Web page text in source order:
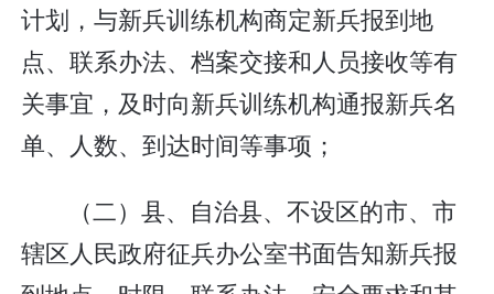
计划，与新兵训练机构商定新兵报到地
点、联系办法、档案交接和人员接收等有
关事宜，及时向新兵训练机构通报新兵名
单、人数、到达时间等事项；
（二）县、自治县、不设区的市、市
辖区人民政府征兵办公室书面告知新兵报